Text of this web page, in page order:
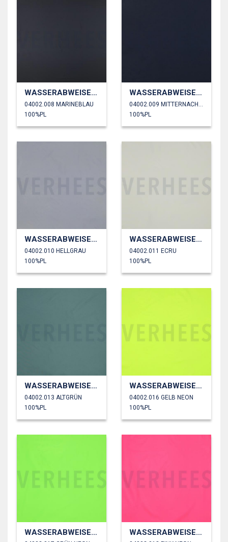
WASSERABWEISEND
04002.008 MARINEBLAU
100%PL
WASSERABWEISEND
100%PL
WASSERABWEISEND
04002.010 HELLGRAU
100%PL
WASSERABWEISEND
04002.011 ECRU
100%PL
WASSERABWEISEND
04002.013 ALTGRÜN
100%PL
WASSERABWEISEND
04002.016 GELB NEON
100%PL
WASSERABWEISEND WASSERABWEISEND